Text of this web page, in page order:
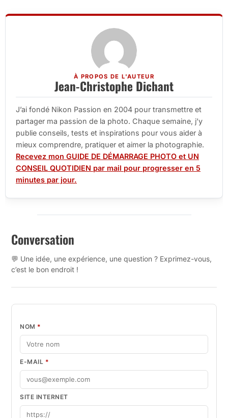
À PROPOS DE L'AUTEUR
Jean-Christophe Dichant
J’ai fondé Nikon Passion en 2004 pour transmettre et
partager ma passion de la photo. Chaque semaine, j’y
publie conseils, tests et inspirations pour vous aider à
mieux comprendre, pratiquer et aimer la photographie.
Recevez mon GUIDE DE DÉMARRAGE PHOTO et UN
CONSEIL QUOTIDIEN par mail pour progresser en 5
minutes par jour.
Conversation
💬 Une idée, une expérience, une question ? Exprimez-vous,
c’est le bon endroit !
NOM *
E-MAIL *
SITE INTERNET